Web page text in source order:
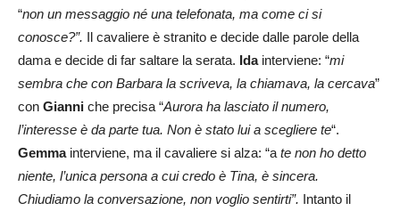
“non un messaggio né una telefonata, ma come ci si
conosce?”.
Il cavaliere è stranito e decide dalle parole della
dama e decide di far saltare la serata. Idainterviene: “mi
sembra che con Barbara la scriveva, la chiamava, la cercava”
con Gianni che precisa “Aurora ha lasciato il numero,
l’interesse è da parte tua. Non è stato lui a scegliere te“.
Gemmainterviene, ma il cavaliere si alza: “ate non ho detto
niente, l’unica persona a cui credo è Tina, è sincera.
Chiudiamo la conversazione, non voglio sentirti”. Intanto il